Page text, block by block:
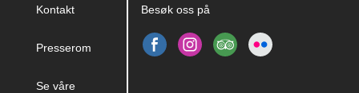
Kontakt
Presserom
Se våre
Besøk oss på